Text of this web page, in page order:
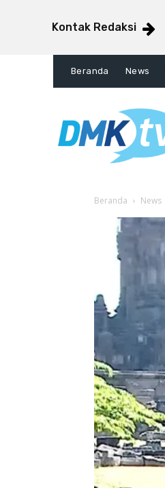
Kontak Redaksi
Beranda News
Beranda News